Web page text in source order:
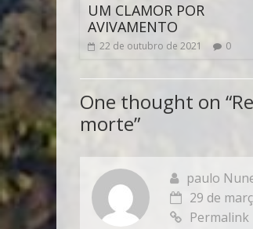
UM CLAMOR POR
AVIVAMENTO
22 de outubro de 2021 0
One thought on “
morte”
paulo
29 de
Permalink